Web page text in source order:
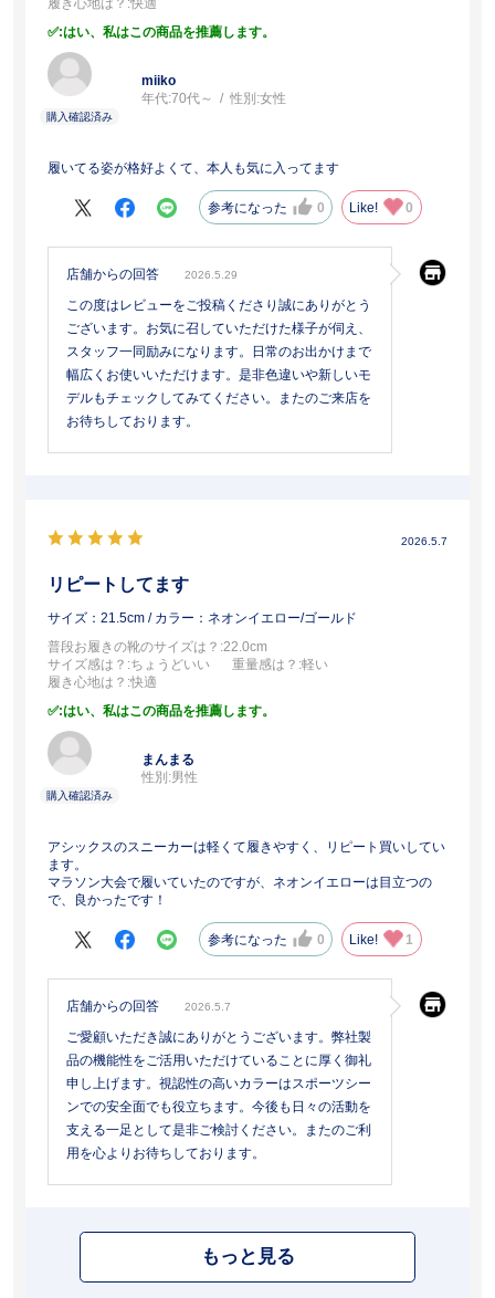
履き心地は？ :快適
:はい、私はこの商品を推薦します。
miiko
年代:70代～ 性別:女性
履いてる姿が格好よくて、本人も気に入ってます
参考になった 0 Like! 0
店舗からの回答 2026.5.29
この度はレビューをご投稿くださり誠にありがとう
ございます。お気に召していただけた様子が伺え、
スタッフ一同励みになります。日常のお出かけまで
幅広くお使いいただけます。是非色違いや新しいモ
デルもチェックしてみてください。またのご来店を
お待ちしております。
2026.5.7
リピートしてます
サイズ：21.5cm / カラー：ネオンイエロー/ゴールド
普段お履きの靴のサイズは？ :22.0cm
サイズ感は？ :ちょうどいい 重量感は？ :軽い
履き心地は？ :快適
:はい、私はこの商品を推薦します。
まんまる
性別:男性
アシックスのスニーカーは軽くて履きやすく、リピート買いしてい
ます。
マラソン大会で履いていたのですが、ネオンイエローは目立つの
で、良かったです！
参考になった 0 Like! 1
店舗からの回答 2026.5.7
ご愛顧いただき誠にありがとうございます。弊社製
品の機能性をご活用いただけていることに厚く御礼
申し上げます。視認性の高いカラーはスポーツシー
ンでの安全面でも役立ちます。今後も日々の活動を
支える一足として是非ご検討ください。またのご利
用を心よりお待ちしております。
もっと見る